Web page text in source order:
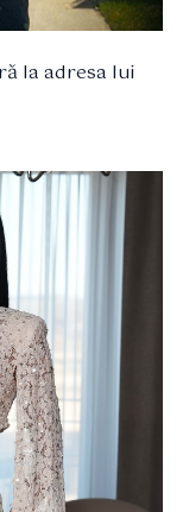
la adresa lui